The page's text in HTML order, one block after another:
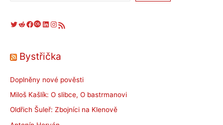
Twitter Reddit Facebook Last.fm LinkedIn Instagram RSS zdroj
Bystřička
Doplněny nové pověsti
Miloš Kašlík: O slibce, O bastrmanovi
Oldřich Šuleř: Zbojníci na Klenově